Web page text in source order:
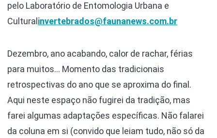
pelo Laboratório de Entomologia Urbana e
Cultural invertebrados@faunanews.com.br
Dezembro, ano acabando, calor de rachar, férias
para muitos… Momento das tradicionais
retrospectivas do ano que se aproxima do final.
Aqui neste espaço não fugirei da tradição, mas
farei algumas adaptações específicas. Não falarei
da coluna em si (convido que leiam tudo, não só da